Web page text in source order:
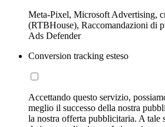
Meta-Pixel, Microsoft Advertising,
(RTBHouse), Raccomandazioni di
Ads Defender
Conversion tracking esteso
Accettando questo servizio,
meglio il successo della nostra
la nostra offerta pubblicitaria. A tale